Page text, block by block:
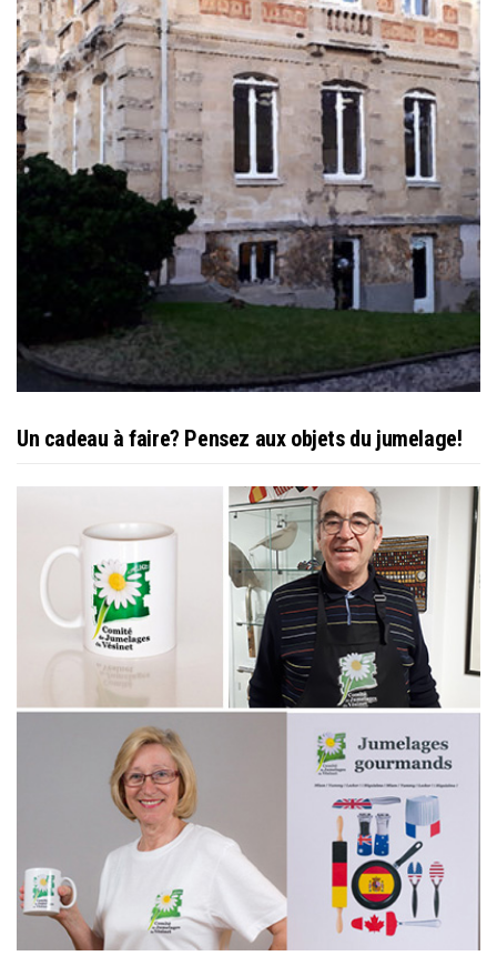
Un cadeau à faire? Pensez aux objets du jumelage!